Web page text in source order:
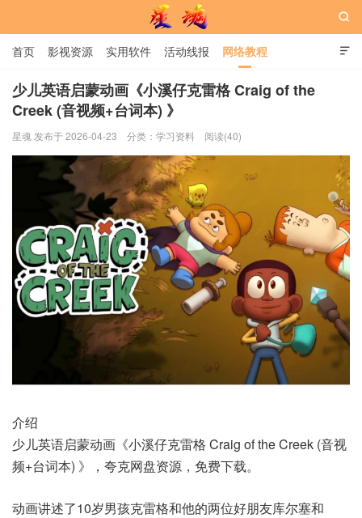
星魂网

首页 影视资源 实用软件 活动线报 网络教程
用户中心 书籍 娱乐

少儿英语启蒙动画《小溪仔克雷格 Craig of the
Creek (音视频+台词本) 》
星魂 发布于 2026-04-23 分类： 学习资料 阅读(40)
介绍
少儿英语启蒙动画《小溪仔克雷格 Craig of the Creek (音视
频+台词本) 》，夸克网盘资源，免费下载。
动画讲述了10岁男孩‌克雷格‌和他的两位好朋友‌库尔塞‌和‌